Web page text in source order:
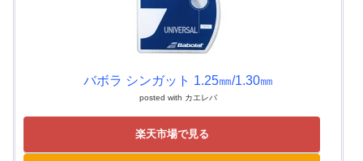
バボラ シンガット 1.25㎜/1.30㎜
posted with カエレバ
楽天市場で見る